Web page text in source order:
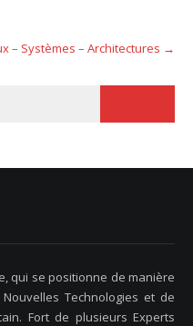
– Systèmes – Architectures →
qui se positionne de manière
Technologies et de
Fort de plusieurs Experts